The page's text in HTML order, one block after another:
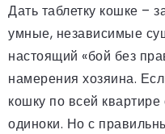
Дать таблетку кошке –
умные, независимые
настоящий «бой без
намерения хозяина.
кошку по всей
одиноки. Но с